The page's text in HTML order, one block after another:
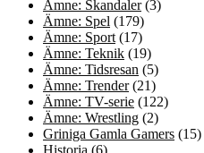
Ämne: Skandaler(3)
Ämne: Spel (179)
Ämne: Sport (17)
Ämne: Teknik (19)
Ämne: Tidsresan (5)
Ämne: Trender(21)
Ämne: TV-serie (122)
Ämne: Wrestling (2)
Griniga Gamla Gamers (15)